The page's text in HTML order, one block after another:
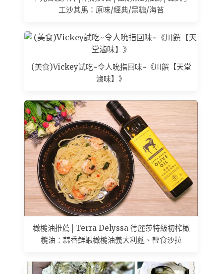
工沙其馬：原味/經典/黑糖/海苔
(美食)Vickey試吃~令人吮指回味~《川饌【天堂
滷味】》
橄欖油推薦│Terra Delyssa 德麗莎特級初榨橄
欖油：蒜香鮮蝦橄欖油義大利麵、輕食沙拉